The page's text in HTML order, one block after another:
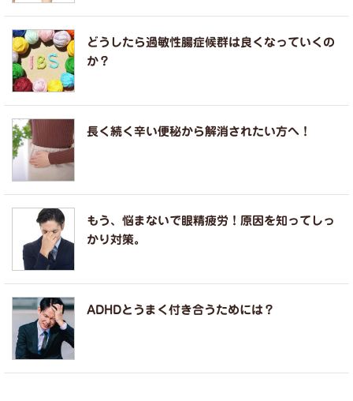
どうしたら過敏性腸症候群は良くなっていくの
か？
長く続く辛い便秘から解消されたい方へ！
もう、悩まないで眼精疲労！原因を知ってしっ
かり対策。
ADHDとうまく付き合うためには？